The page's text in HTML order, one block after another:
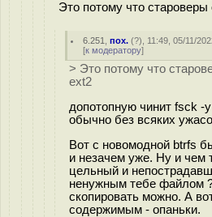
Это потому что
6.251 ,пох. (?), 11:49, 05/11/
[к модератору]
> Это потому что
ext2
допотопную чинит fsck -
обычно без всяких
Вот с новомодной btrfs
и незачем уже. Ну и чем
цельный и
ненужным тебе файлом
скопировать можно. А
содержимым - опаньки.